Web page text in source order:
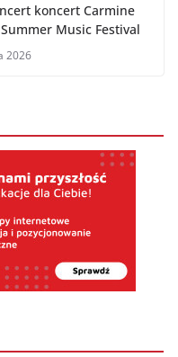
koncert Carmine
Music Festival
2026